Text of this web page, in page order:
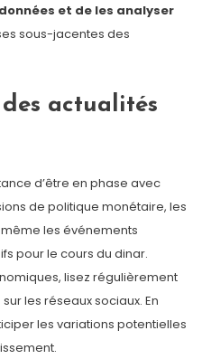
et de les analyser
sous-jacentes des
actualités
d’être en phase avec
de politique monétaire, les
les événements
pour le cours du dinar.
lisez régulièrement
les réseaux sociaux. En
les variations potentielles